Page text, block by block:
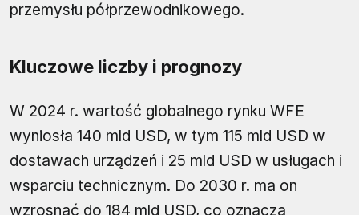
przemysłu półprzewodnikowego.
Kluczowe liczby i prognozy
W 2024 r. wartość globalnego rynku WFE
wyniosła 140 mld USD, w tym 115 mld USD w
dostawach urządzeń i 25 mld USD w usługach i
wsparciu technicznym. Do 2030 r. ma on
wzrosnąć do 184 mld USD, co oznacza